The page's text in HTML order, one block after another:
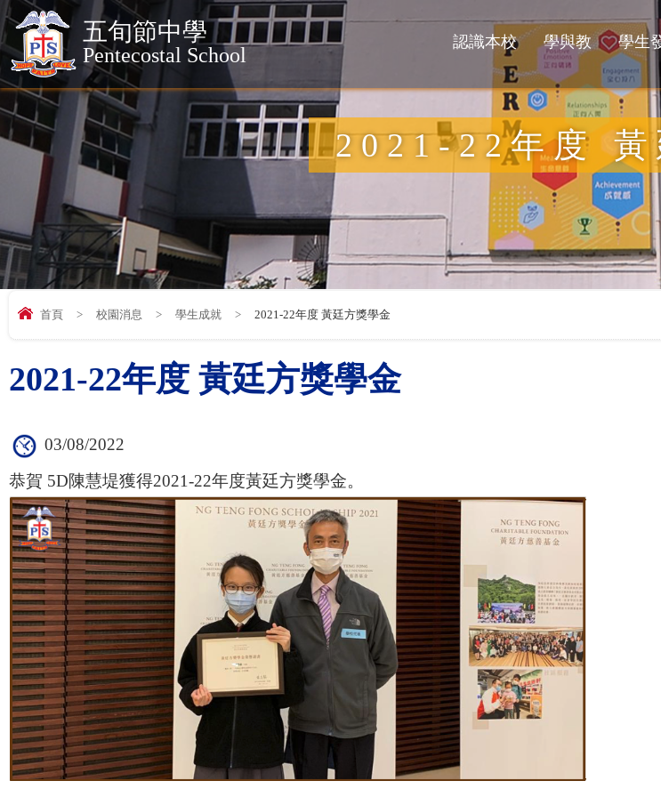
五旬節中學
Pentecostal School
認識本校 學與教 學生
2021-22年度 黃
首頁 > 校園消息 > 學生成就 > 2021-22年度 黃廷方獎學金
2021-22年度 黃廷方獎學金
03/08/2022
恭賀 5D陳慧堤獲得2021-22年度黃廷方獎學金。